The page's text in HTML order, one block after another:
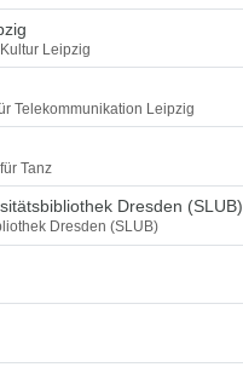
Leipzig
Telekommunikation Leipzig
Tanz
Dresden (SLUB)
Dresden (SLUB)